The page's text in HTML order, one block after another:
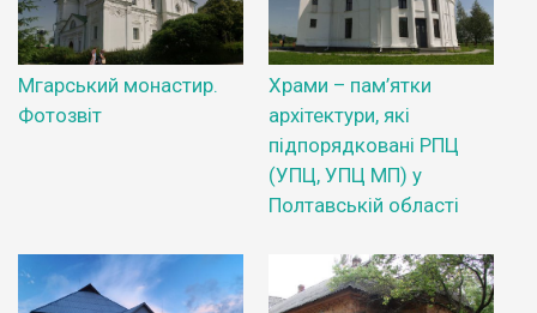
Мгарський монастир.
Фотозвіт
Храми – пам’ятки
архітектури, які
підпорядковані РПЦ
(УПЦ, УПЦ МП) у
Полтавській області